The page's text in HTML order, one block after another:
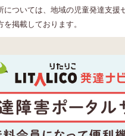
については、地域の児童発達支援
掲載しております。